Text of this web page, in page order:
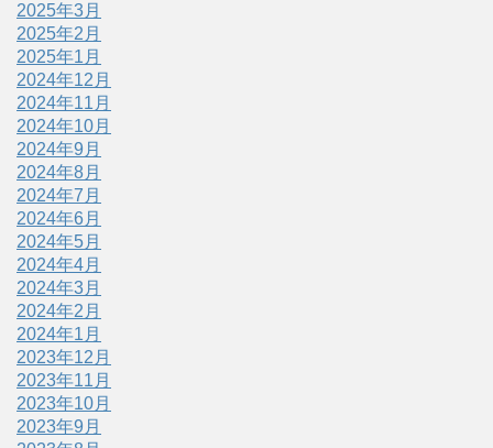
2025年3月
2025年2月
2025年1月
2024年12月
2024年11月
2024年10月
2024年9月
2024年8月
2024年7月
2024年6月
2024年5月
2024年4月
2024年3月
2024年2月
2024年1月
2023年12月
2023年11月
2023年10月
2023年9月